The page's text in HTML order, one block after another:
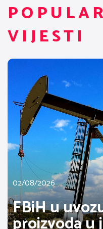
VIJESTI
02/08/2026
FBiH u